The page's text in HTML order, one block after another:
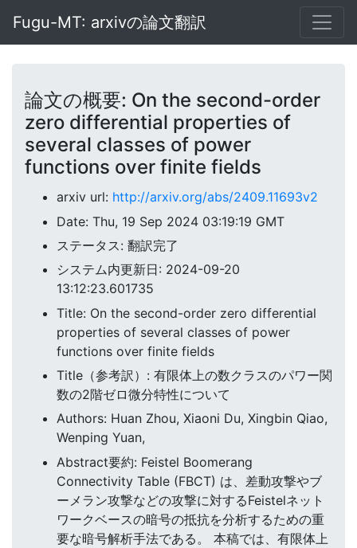
Fugu-MT: arxivの論文翻訳
論文の概要: On the second-order
zero differential properties of
several classes of power
functions over finite fields
arxiv url: http://arxiv.org/abs/2409.11693v2
Date: Thu, 19 Sep 2024 03:19:19 GMT
ステータス: 翻訳完了
システム内更新日: 2024-09-20
13:12:23.601735
Title: On the second-order zero differential
properties of several classes of power
functions over finite fields
Title（参考訳）: 有限体上の数クラスのパワー関
数の2階ゼロ微分特性について
Authors: Huan Zhou, Xiaoni Du, Xingbin Qiao,
Wenping Yuan,
Abstract要約: Feistel Boomerang
Connectivity Table (FBCT) は、差動攻撃やブ
ーメラン攻撃などの攻撃に対するFeistelネット
ワークベースの暗号の抵抗を分析するための重
要な暗号解析手法である。 本稿では、有限体上